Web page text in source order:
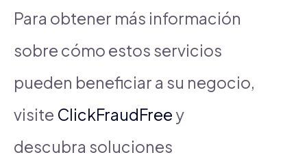
Para obtener más información
sobre cómo estos servicios
pueden beneficiar a su negocio,
visite ClickFraudFree y
descubra soluciones